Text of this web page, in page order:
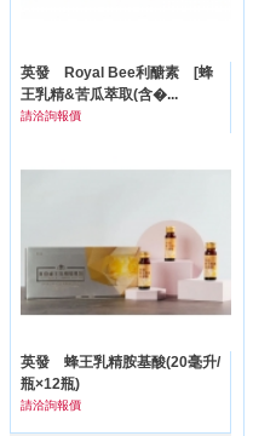
英發 Royal Bee利醣素 [蜂
王乳精&苦瓜萃取(含�...
請洽詢報價
英發 蜂王乳精胺基酸(20毫升/
瓶×12瓶)
請洽詢報價